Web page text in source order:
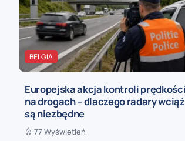
BELGIA
Europejska akcja kontroli prędkości
na drogach – dlaczego radary wciąż
są niezbędne
77 Wyświetleń